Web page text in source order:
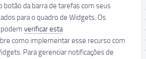
botão da barra de tarefas com seus
para o quadro de Widgets. Os
verificar esta
como implementar esse recurso com
Para gerenciar notificações de